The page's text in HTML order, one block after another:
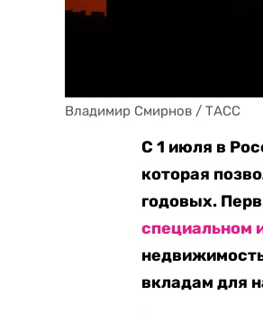
Владимир Смирнов / ТАСС
С 1 июля в
которая
годовых.
специальном
вкладам для